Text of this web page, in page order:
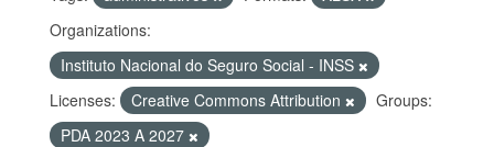
Organizations:
Instituto Nacional do Seguro Social - INSS
Licenses:
Creative Commons Attribution
Groups:
PDA 2023 A 2027